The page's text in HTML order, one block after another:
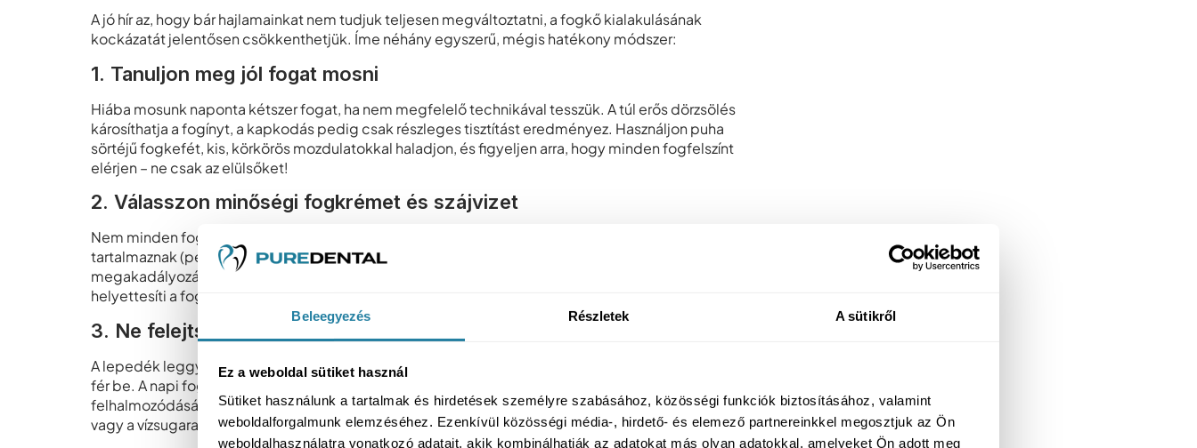
Beleegyezés Részletek A sütikről
Ez a weboldal sütiket használ
Sütiket használunk a tartalmak és hirdetések személyre szabásához, közösségi funkciók biztosításához, valamint
weboldalforgalmunk elemzéséhez. Ezenkívül közösségi média-, hirdető- és elemező partnereinkkel megosztjuk az Ön
weboldalhasználatra vonatkozó adatait, akik kombinálhatják az adatokat más olyan adatokkal, amelyeket Ön adott meg
A jó hír az, hogy bár hajlamainkat nem tudjuk teljesen megváltoztatni, a fogkő kialakulásának
kockázatát jelentősen csökkenthetjük. Íme néhány egyszerű, mégis hatékony módszer:
1. Tanuljon meg jól fogat mosni
Hiába mosunk naponta kétszer fogat, ha nem megfelelő technikával tesszük. A túl erős dörzsölés
károsíthatja a fogínyt, a kapkodás pedig csak részleges tisztítást eredményez. Használjon puha
sörtéjű fogkefét, kis, körkörös mozdulatokkal haladjon, és figyeljen arra, hogy minden fogfelszínt
elérjen – ne csak az elülsőket!
2. Válasszon minőségi fogkrémet és szájvizet
Nem minden fogkrém ugyanaz. A fogkőképződést gátló fogkrémek speciális összetevőket
tartalmaznak (például pirofoszfátot vagy cinket), amelyek segítenek a lepedék ásványosodásának
megakadályozásában. A fluorid tartalom is fontos, hiszen erősíti a fogzománcot. A szájvíz pedig nem
helyettesíti a fogmosást, de hatékony kiegészítője lehet a napi rutinnak.
3. Ne felejtsen el fogselymezni
A lepedék leggyakrabban a fogak közötti résekben marad meg – ahová a fogkefe egyszerűen nem
fér be. A napi fogselymezés segít eltávolítani az ételmaradékokat és megakadályozni a lepedék
felhalmozódását. Ha nehezére esik a klasszikus selyem használata, próbálja ki a fogköztisztító kefét
vagy a vízsugaras szájzuhanyt.